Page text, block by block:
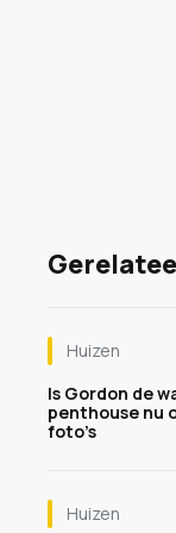
Huizen
Is Gordon de
penthouse nu
foto’s
Huizen